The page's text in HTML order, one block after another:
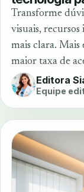
Transforme
visuais,
mais clara.
maior taxa de
Editora
Equipe